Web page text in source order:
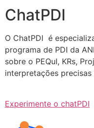
ChatPDI
O ChatPDI é
programa de PDI da
sobre o PEQuI, KRs,
interpretações
Experimente o chatPDI